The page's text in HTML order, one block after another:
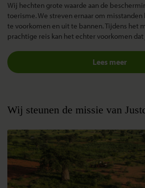
Wij hechten grote waarde aan de
toerisme. We streven ernaar om
te voorkomen en uit te bannen. Tijdens het
prachtige reis kan het echter voorkomen dat
Lees meer
Wij steunen de missie van